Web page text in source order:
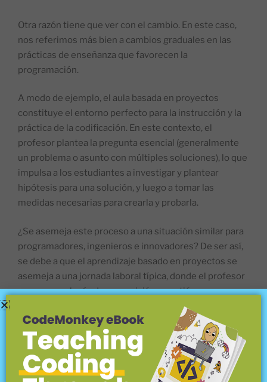
Otra razón tiene que ver con el cambio. En este caso,
nos referimos más bien a cambios graduales en las
prácticas de enseñanza que favorecen la
programación.
A modo de ejemplo, el aula basada en proyectos
constituye el entorno perfecto para la instrucción y la
práctica de la codificación. En este contexto, el
profesor plantea la pregunta esencial (generalmente
un problema o asunto con múltiples soluciones), lo que
impulsa a los estudiantes a investigar y plantear
hipótesis para una solución, y luego a tomar las
medidas necesarias para crearla y probarla.
¿Se asemeja este proceso a una situación similar para
programadores, ingenieros e innovadores? De ser así,
se debe a que el aprendizaje basado en proyectos se
asemeja a una jornada laboral típica, donde el profesor
asume un rol más de supervisión y gestión.
Otro ejemplo se conoce como "invertir el aula". En esta
situación, los estudiantes interactúan con el nuevo
material relacionado con programación, alfabetización
digital u otro concepto o habilidad tecnológica fuera de
la jornada escolar. Este material se presenta en forma